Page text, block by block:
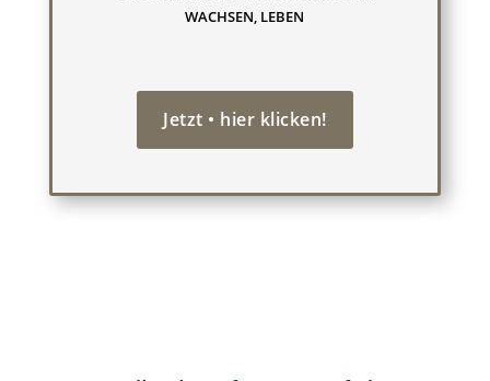
WACHSEN, LEBEN
Jetzt • hier klicken!